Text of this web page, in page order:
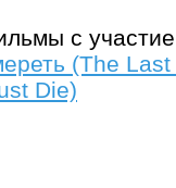
с
(The
Die)